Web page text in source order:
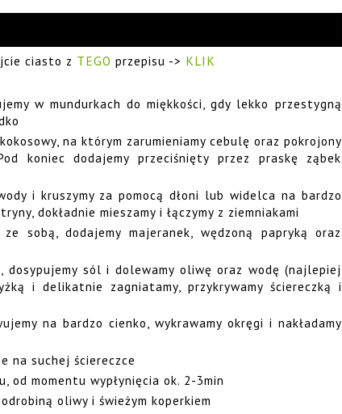
ciasto z TEGO przepisu -> KLIK
w mundurkach do miękkości, gdy lekko przestygną
na którym zarumieniamy cebulę oraz pokrojony
koniec dodajemy przeciśnięty przez praskę ząbek
i kruszymy za pomocą dłoni lub widelca na bardzo
dokładnie mieszamy i łączymy z ziemniakami
ze sobą, dodajemy majeranek, wędzoną papryką oraz
dosypujemy sól i dolewamy oliwę oraz wodę (najlepiej
i delikatnie zagniatamy, przykrywamy ściereczką i
na bardzo cienko, wykrawamy okręgi i nakładamy
na suchej ściereczce
od momentu wypłynięcia ok. 2-3min
oliwy i świeżym koperkiem